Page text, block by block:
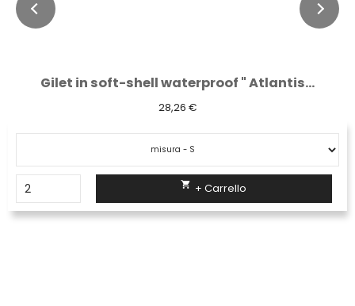
Gilet in soft-shell waterproof " Atlantis...
28,26 €
 + Carrello